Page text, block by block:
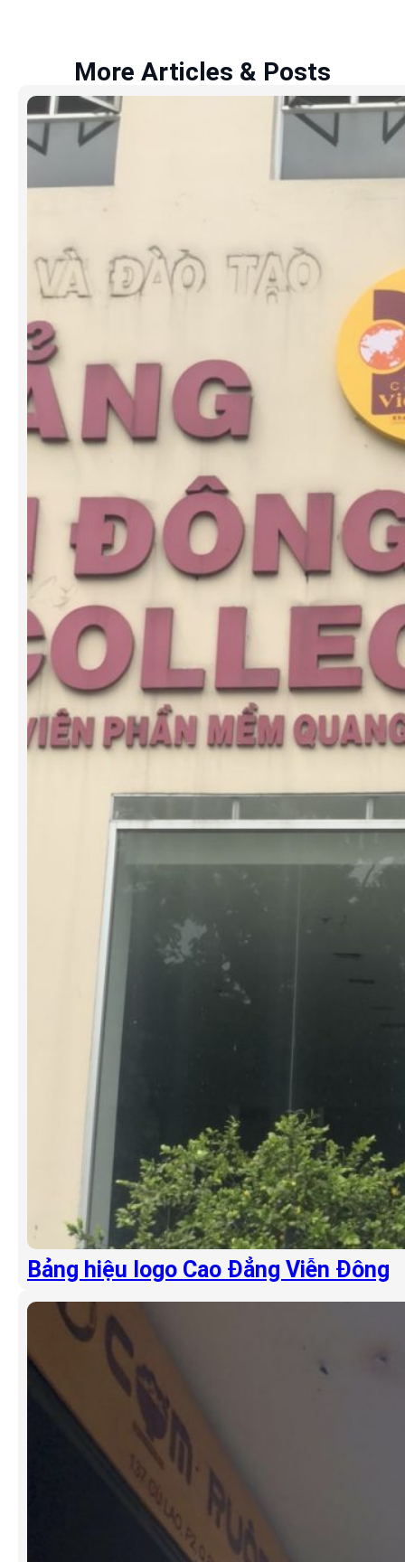
More Articles & Posts
Bảng hiệu logo Cao Đẳng Viễn Đông